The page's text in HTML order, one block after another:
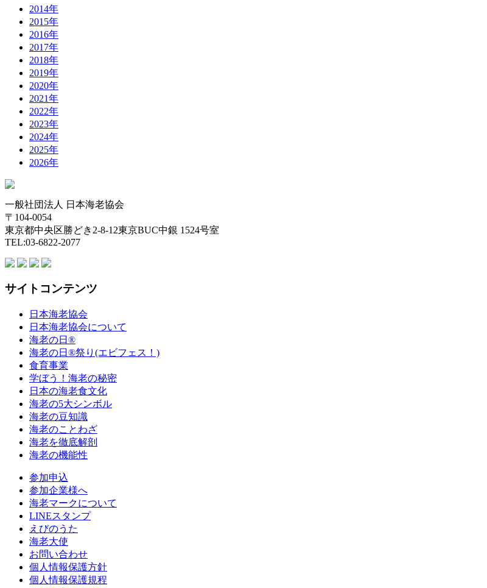
2014年
2015年
2016年
2017年
2018年
2019年
2020年
2021年
2022年
2023年
2024年
2025年
2026年
一般社団法人 日本海老協会
〒104-0054
東京都中央区勝どき2-8-12東京BUC中銀 1524号室
TEL:03-6822-2077
サイトコンテンツ
日本海老協会
日本海老協会について
海老の日®
海老の日®祭り(エビフェス！)
食育事業
学ぼう！海老の秘密
日本の海老食文化
海老の5大シンボル
海老の豆知識
海老のことわざ
海老を徹底解剖
海老の機能性
参加申込
参加企業様へ
海老マークについて
LINEスタンプ
えびのうた
海老大使
お問い合わせ
個人情報保護方針
個人情報保護規程